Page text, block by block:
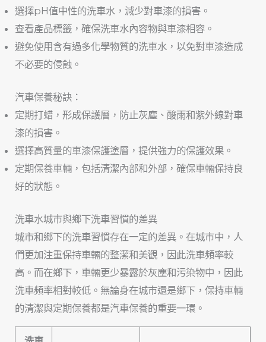
選擇pH值中性的洗車水，減少對車漆的損害。
查看產品標籤，確保洗車水內容物與車漆相容。
避免使用含有過多化學物質的洗車水，以免對車漆造成
不必要的侵蝕。
汽車保養秘訣：
定期打蜡，形成保護層，防止灰塵、酸雨和紫外線對車
漆的損害。
選擇高質量的車漆保護塗層，提供強力的保護效果。
定期保養車輛，包括清潔內部和外部，確保車輛保持良
好的狀態。
洗車水城市與鄉下洗車習慣的差異
城市和鄉下的洗車習慣存在一定的差異。在城市中，人
們更加注重保持車輛的整潔和美觀，因此洗車頻率較
高。而在鄉下，車輛更少暴露於灰塵和污染物中，因此
洗車頻率相對較低。無論身在城市還是鄉下，保持車輛
的清潔與定期保養都是汽車保養的重要一環。